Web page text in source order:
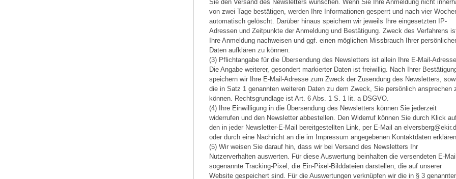
Sie den Versand des Newsletters wünschen. Wenn Sie Ihre Anmeldung nicht
von zwei Tage bestätigen, werden Ihre Informationen gesperrt und nach vier
automatisch gelöscht. Darüber hinaus speichern wir jeweils Ihre eingesetzten IP-
Adressen und Zeitpunkte der Anmeldung und Bestätigung. Zweck des Verfahrens
Ihre Anmeldung nachweisen und ggf. einen möglichen Missbrauch Ihrer
Daten aufklären zu können.
(3) Pflichtangabe für die Übersendung des Newsletters ist allein Ihre E-Mail-
Die Angabe weiterer, gesondert markierter Daten ist freiwillig. Nach Ihrer
speichern wir Ihre E-Mail-Adresse zum Zweck der Zusendung des Newsletters,
die in Satz 1 genannten weiteren Daten zu dem Zweck, Sie persönlich ansprechen
können. Rechtsgrundlage ist Art. 6 Abs. 1 S. 1 lit. a DSGVO.
(4) Ihre Einwilligung in die Übersendung des Newsletters können Sie jederzeit
widerrufen und den Newsletter abbestellen. Den Widerruf können Sie durch Klick
den in jeder Newsletter-E-Mail bereitgestellten Link, per E-Mail an
oder durch eine Nachricht an die im Impressum angegebenen Kontaktdaten
(5) Wir weisen Sie darauf hin, dass wir bei Versand des Newsletters Ihr
Nutzerverhalten auswerten. Für diese Auswertung beinhalten die versendeten E-
sogenannte Tracking-Pixel, die Ein-Pixel-Bilddateien darstellen, die auf unserer
Website gespeichert sind. Für die Auswertungen verknüpfen wir die in § 3